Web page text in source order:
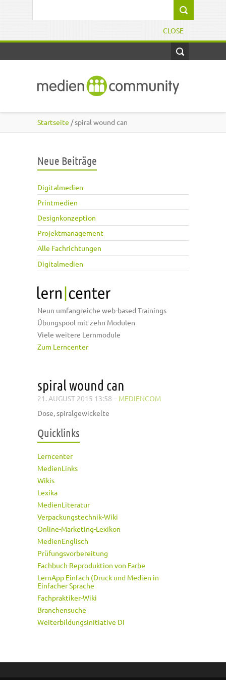
CLOSE
Startseite / spiral wound can
Neue Beiträge
Digitalmedien
Printmedien
Designkonzeption
Projektmanagement
Alle Fachrichtungen
Digitalmedien
Neun umfangreiche web-based Trainings
Übungspool mit zehn Modulen
Viele weitere Lernmodule
Zum Lerncenter
spiral wound can
21. AUGUST 2015 13:58 – MEDIENCOM
Dose, spiralgewickelte
Quicklinks
Lerncenter
MedienLinks
Wikis
Lexika
MedienLiteratur
Verpackungstechnik-Wiki
Online-Marketing-Lexikon
MedienEnglisch
Prüfungsvorbereitung
Fachbuch Reproduktion von Farbe
LernApp Einfach (Druck und Medien in
Einfacher Sprache
Fachpraktiker-Wiki
Branchensuche
Weiterbildungsinitiative DI